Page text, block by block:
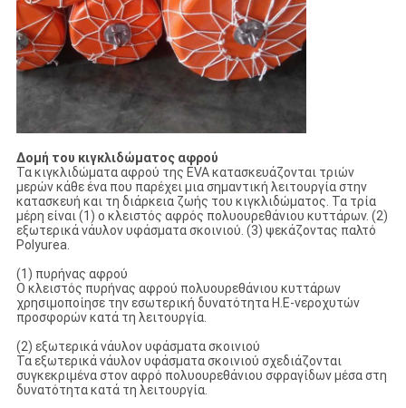
Δομή του κιγκλιδώματος αφρού
Τα κιγκλιδώματα αφρού της EVA κατασκευάζονται τριών
μερών κάθε ένα που παρέχει μια σημαντική λειτουργία στην
κατασκευή και τη διάρκεια ζωής του κιγκλιδώματος. Τα τρία
μέρη είναι (1) ο κλειστός αφρός πολυουρεθάνιου κυττάρων. (2)
εξωτερικά νάυλον υφάσματα σκοινιού. (3) ψεκάζοντας παλτό
Polyurea.
(1) πυρήνας αφρού
Ο κλειστός πυρήνας αφρού πολυουρεθάνιου κυττάρων
χρησιμοποίησε την εσωτερική δυνατότητα Η.Ε-νεροχυτών
προσφορών κατά τη λειτουργία.
(2) εξωτερικά νάυλον υφάσματα σκοινιού
Τα εξωτερικά νάυλον υφάσματα σκοινιού σχεδιάζονται
συγκεκριμένα στον αφρό πολυουρεθάνιου σφραγίδων μέσα στη
δυνατότητα κατά τη λειτουργία.